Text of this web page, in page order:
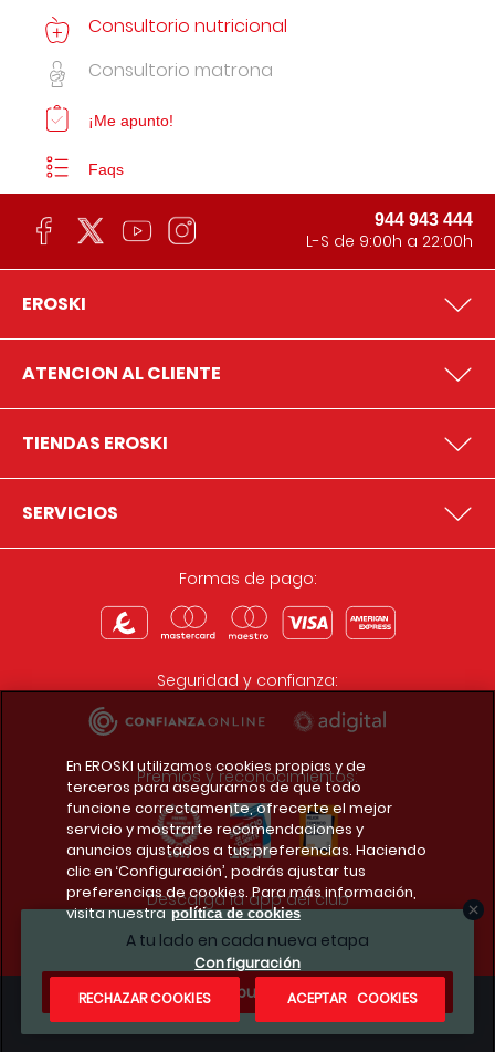
A tu lado en cada nueva etapa
¿Te apuntas?
Consultorio nutricional
Consultorio matrona
¡Me apunto!
Faqs
944 943 444
L-S de 9:00h a 22:00h
EROSKI
ATENCION AL CLIENTE
TIENDAS EROSKI
SERVICIOS
Formas de pago:
Seguridad y confianza:
Premios y reconocimientos:
Descarga la app del club
Condiciones legales
En EROSKI utilizamos cookies propias y de
terceros para asegurarnos de que todo
funcione correctamente, ofrecerte el mejor
servicio y mostrarte recomendaciones y
anuncios ajustados a tus preferencias. Haciendo
clic en ‘Configuración’, podrás ajustar tus
preferencias de cookies. Para más información,
visita nuestra política de cookies
Configuración
RECHAZAR COOKIES
ACEPTAR COOKIES